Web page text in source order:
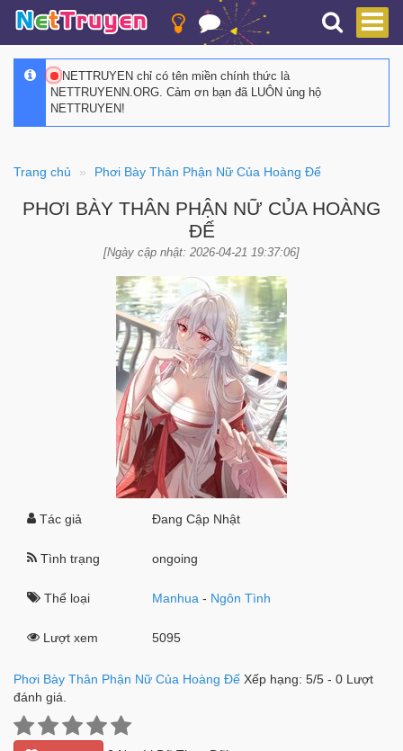
NETTRUYEN chỉ có tên miền chính thức là
NETTRUYENN.ORG. Cảm ơn bạn đã LUÔN ủng hộ
NETTRUYEN!
Trang chủ Phơi Bày Thân Phận Nữ Của Hoàng Đế
PHƠI BÀY THÂN PHẬN NỮ CỦA HOÀNG
ĐẾ
[Ngày cập nhật: 2026-04-21 19:37:06]
Tác giả Đang Cập Nhật
Tình trạng ongoing
Thể loại Manhua - Ngôn Tình
Lượt xem 5095
Phơi Bày Thân Phận Nữ Của Hoàng Đế Xếp hạng: 5/5 - 0 Lượt
đánh giá.